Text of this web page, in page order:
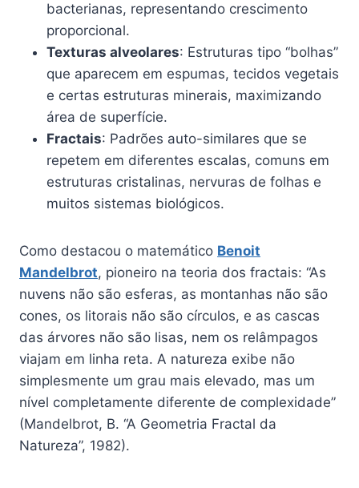
bacterianas, representando crescimento
proporcional.
Texturas alveolares: Estruturas tipo “bolhas”
que aparecem em espumas, tecidos vegetais
e certas estruturas minerais, maximizando
área de superfície.
Fractais: Padrões auto-similares que se
repetem em diferentes escalas, comuns em
estruturas cristalinas, nervuras de folhas e
muitos sistemas biológicos.
Como destacou o matemático Benoit
Mandelbrot, pioneiro na teoria dos fractais: “As
nuvens não são esferas, as montanhas não são
cones, os litorais não são círculos, e as cascas
das árvores não são lisas, nem os relâmpagos
viajam em linha reta. A natureza exibe não
simplesmente um grau mais elevado, mas um
nível completamente diferente de complexidade”
(Mandelbrot, B. “A Geometria Fractal da
Natureza”, 1982).